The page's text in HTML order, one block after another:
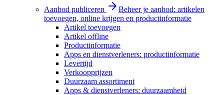
Aanbod publiceren
Beheer je aanbod: artikelen
toevoegen, online krijgen en productinformatie
Artikel toevoegen
Artikel offline
Productinformatie
Apps en dienstverleners: productinformatie
Levertijd
Verkoopprijzen
Duurzaam assortiment
Apps & dienstverleners: duurzaamheid